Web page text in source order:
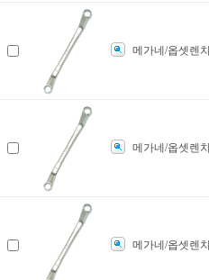
메가네/옵셋렌
메가네/옵셋렌
메가네/옵셋렌